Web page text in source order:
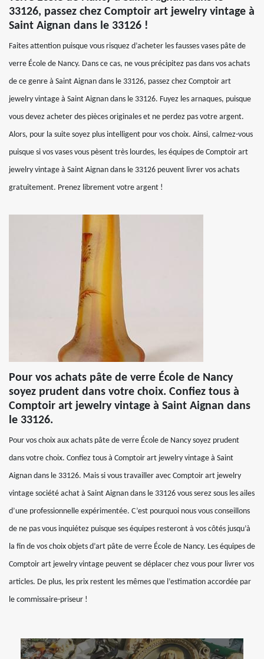
33126, passez chez Comptoir art jewelry vintage à
Saint Aignan dans le 33126 !
Faites attention puisque vous risquez d’acheter les fausses vases pâte de
verre École de Nancy. Dans ce cas, ne vous précipitez pas dans vos achats
de ce genre à Saint Aignan dans le 33126, passez chez Comptoir art
jewelry vintage à Saint Aignan dans le 33126. Fuyez les arnaques, puisque
vous devez acheter des pièces originales et ne perdez pas votre argent.
Alors, pour la suite soyez plus intelligent pour vos choix. Ainsi, calmez-vous
puisque si vos vases vous pèsent très lourdes, les équipes de Comptoir art
jewelry vintage à Saint Aignan dans le 33126 peuvent livrer vos achats
gratuitement. Prenez librement votre argent !
Pour vos achats pâte de verre École de Nancy
soyez prudent dans votre choix. Confiez tous à
Comptoir art jewelry vintage à Saint Aignan dans
le 33126.
Pour vos choix aux achats pâte de verre École de Nancy soyez prudent
dans votre choix. Confiez tous à Comptoir art jewelry vintage à Saint
Aignan dans le 33126. Mais si vous travailler avec Comptoir art jewelry
vintage société achat à Saint Aignan dans le 33126 vous serez sous les ailes
d’une professionnelle expérimentée. C’est pourquoi nous vous conseillons
de ne pas vous inquiétez puisque ses équipes resteront à vos côtés jusqu’à
la fin de vos choix objets d’art pâte de verre École de Nancy. Les équipes de
Comptoir art jewelry vintage peuvent se déplacer chez vous pour livrer vos
articles. De plus, les prix restent les mêmes que l’estimation accordée par
le commissaire-priseur !